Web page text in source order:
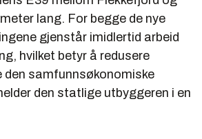
lang. For begge de nye
gjenstår imidlertid arbeid
hvilket betyr å redusere
den samfunnsøkonomiske
den statlige utbyggeren i en